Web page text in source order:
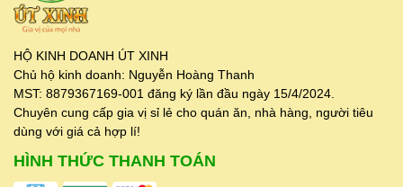
HỘ KINH DOANH ÚT XINH
Chủ hộ kinh doanh: Nguyễn Hoàng Thanh
MST: 8879367169-001 đăng ký lần đầu ngày 15/4/2024.
Chuyên cung cấp gia vị sỉ lẻ cho quán ăn, nhà hàng, người tiêu
dùng với giá cả hợp lí!
HÌNH THỨC THANH TOÁN